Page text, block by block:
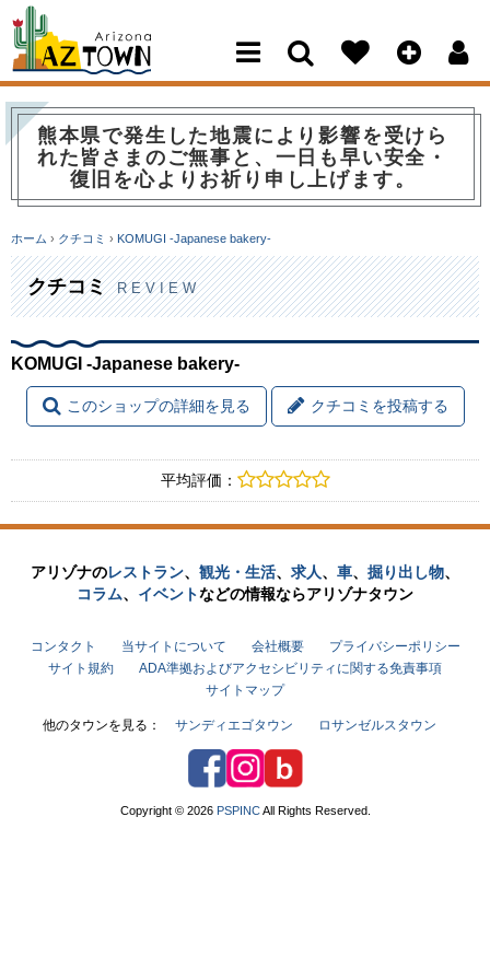
熊本県で発生した地震により影響を受けら
れた皆さまのご無事と、一日も早い安全・
復旧を心よりお祈り申し上げます。
ホーム › クチコミ › KOMUGI -Japanese bakery-
クチコミ REVIEW
KOMUGI -Japanese bakery-
このショップの詳細を見る クチコミを投稿する
平均評価：
アリゾナのレストラン、 観光・生活、 求人、 車、 掘り出し物、
コラム、 イベントなどの情報ならアリゾナタウン
コンタクト 当サイトについて 会社概要
プライバシーポリシー
サイト規約
ADA準拠およびアクセシビリティに関する免責事項
サイトマップ
他のタウンを見る： サンディエゴタウン ロサンゼルスタウン
FacebookInstagram
Copyright © 2026 PSPINCAll Rights Reserved.